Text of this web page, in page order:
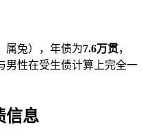
属兔），年债为7.6万贯，
男性在受生债计算上完全一
信息